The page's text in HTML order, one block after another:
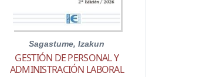
Sagastume, Izakun
GESTIÓN DE PERSONAL Y
ADMINISTRACIÓN LABORAL